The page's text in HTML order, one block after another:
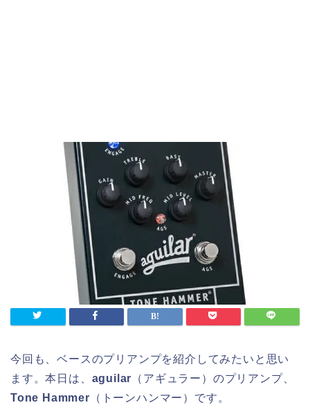
今回も、ベースのプリアンプを紹介してみたいと思い
ます。本日は、 aguilar （アギュラー）のプリアンプ、
Tone Hammer （トーンハンマー）です。